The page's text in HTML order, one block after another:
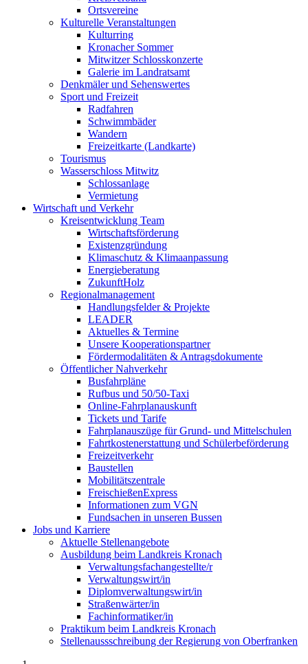
Ortsvereine
Kulturelle Veranstaltungen
Kulturring
Kronacher Sommer
Mitwitzer Schlosskonzerte
Galerie im Landratsamt
Denkmäler und Sehenswertes
Sport und Freizeit
Radfahren
Schwimmbäder
Wandern
Freizeitkarte (Landkarte)
Tourismus
Wasserschloss Mitwitz
Schlossanlage
Vermietung
Wirtschaft und Verkehr
Kreisentwicklung Team
Wirtschaftsförderung
Existenzgründung
Klimaschutz & Klimaanpassung
Energieberatung
ZukunftHolz
Regionalmanagement
Handlungsfelder & Projekte
LEADER
Aktuelles & Termine
Unsere Kooperationspartner
Fördermodalitäten & Antragsdokumente
Öffentlicher Nahverkehr
Busfahrpläne
Rufbus und 50/50-Taxi
Online-Fahrplanauskunft
Tickets und Tarife
Fahrplanauszüge für Grund- und Mittelschulen
Fahrtkostenerstattung und Schülerbeförderung
Freizeitverkehr
Baustellen
Mobilitätszentrale
FreischießenExpress
Informationen zum VGN
Fundsachen in unseren Bussen
Jobs und Karriere
Aktuelle Stellenangebote
Ausbildung beim Landkreis Kronach
Verwaltungsfachangestellte/r
Verwaltungswirt/in
Diplomverwaltungswirt/in
Straßenwärter/in
Fachinformatiker/in
Praktikum beim Landkreis Kronach
Stellenaussschreibung der Regierung von Oberfranken